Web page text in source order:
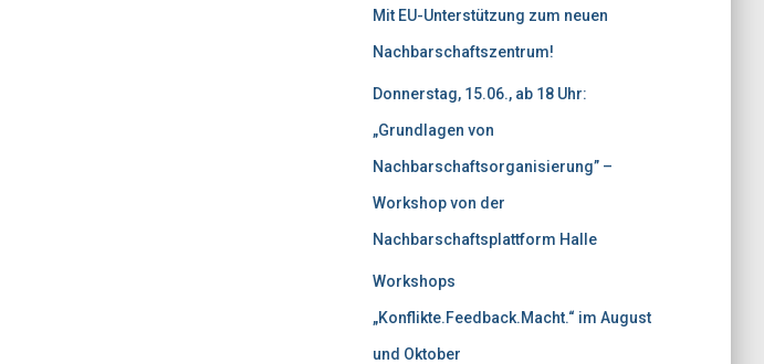
Mit EU-Unterstützung zum neuen
Nachbarschaftszentrum!
Donnerstag, 15.06., ab 18 Uhr:
„Grundlagen von
Nachbarschaftsorganisierung” –
Workshop von der
Nachbarschaftsplattform Halle
Workshops
„Konflikte.Feedback.Macht.“ im August
und Oktober